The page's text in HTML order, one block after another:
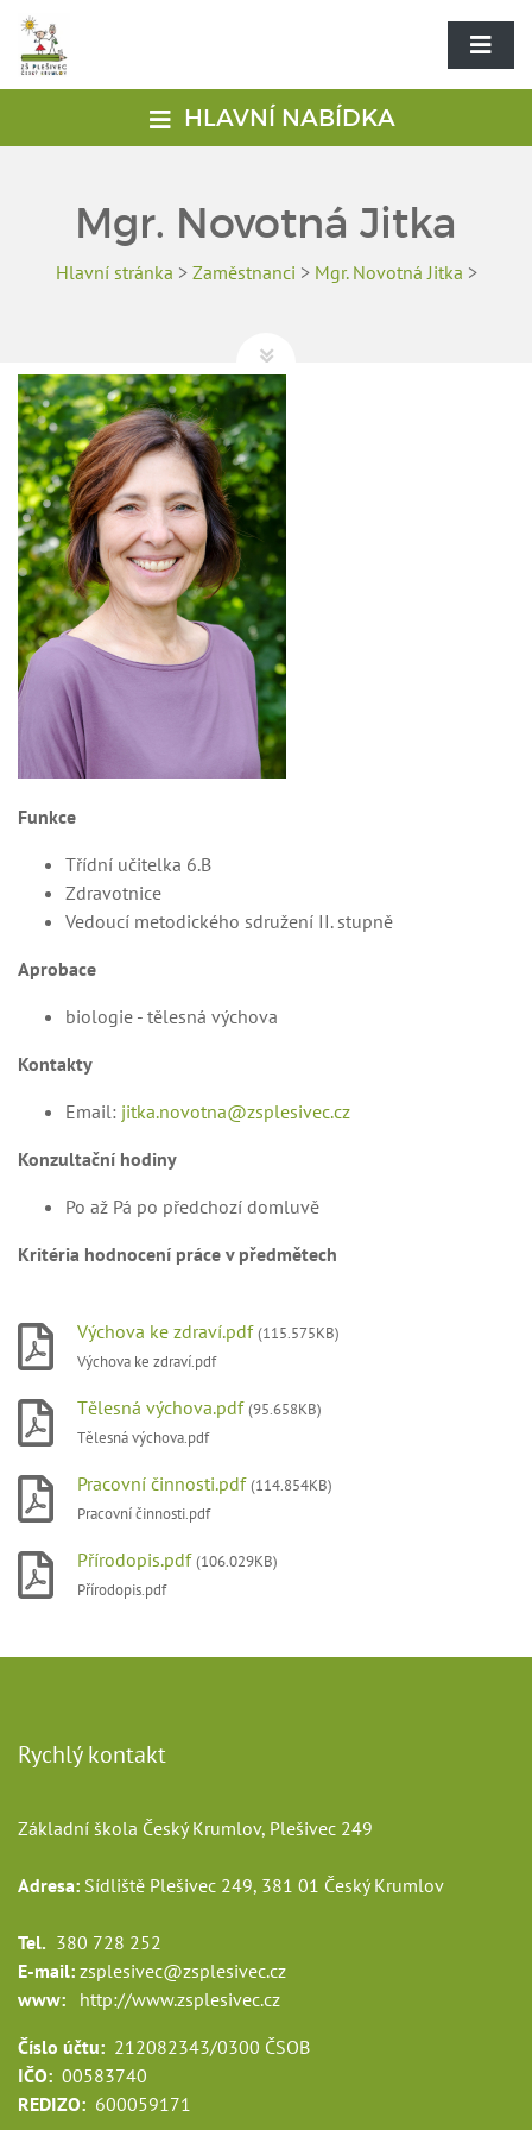
HLAVNÍ NABÍDKA
Mgr. Novotná Jitka
Hlavní stránka > Zaměstnanci > Mgr. Novotná Jitka >
Funkce
Třídní učitelka 6.B
Zdravotnice
Vedoucí metodického sdružení II. stupně
Aprobace
biologie - tělesná výchova
Kontakty
Email: jitka.novotna@zsplesivec.cz
Konzultační hodiny
Po až Pá po předchozí domluvě
Kritéria hodnocení práce v předmětech
Výchova ke zdraví.pdf (115.575KB)
Výchova ke zdraví.pdf
Tělesná výchova.pdf (95.658KB)
Tělesná výchova.pdf
Pracovní činnosti.pdf (114.854KB)
Pracovní činnosti.pdf
Přírodopis.pdf (106.029KB)
Přírodopis.pdf
Rychlý kontakt
Základní škola Český Krumlov, Plešivec 249
Adresa: Sídliště Plešivec 249, 381 01 Český Krumlov
Tel. 380 728 252
E-mail: zsplesivec@zsplesivec.cz
www: http://www.zsplesivec.cz
Číslo účtu: 212082343/0300 ČSOB
IČO: 00583740
REDIZO: 600059171